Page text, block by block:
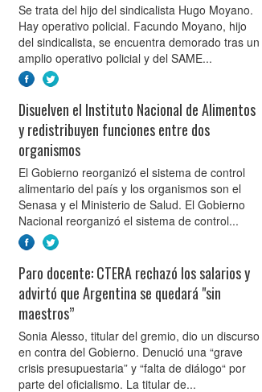
Se trata del hijo del sindicalista Hugo Moyano.
Hay operativo policial. Facundo Moyano, hijo
del sindicalista, se encuentra demorado tras un
amplio operativo policial y del SAME...
Disuelven el Instituto Nacional de Alimentos
y redistribuyen funciones entre dos
organismos
El Gobierno reorganizó el sistema de control
alimentario del país y los organismos son el
Senasa y el Ministerio de Salud. El Gobierno
Nacional reorganizó el sistema de control...
Paro docente: CTERA rechazó los salarios y
advirtó que Argentina se quedará "sin
maestros”
Sonia Alesso, titular del gremio, dio un discurso
en contra del Gobierno. Denució una “grave
crisis presupuestaria” y “falta de diálogo“ por
parte del oficialismo. La titular de...